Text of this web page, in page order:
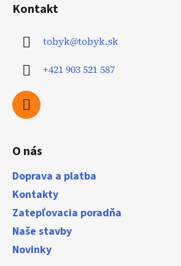
Kontakt
tobyk@tobyk.sk
+421 903 521 587
O nás
Doprava a platba
Kontakty
Zatepľovacia poradňa
Naše stavby
Novinky